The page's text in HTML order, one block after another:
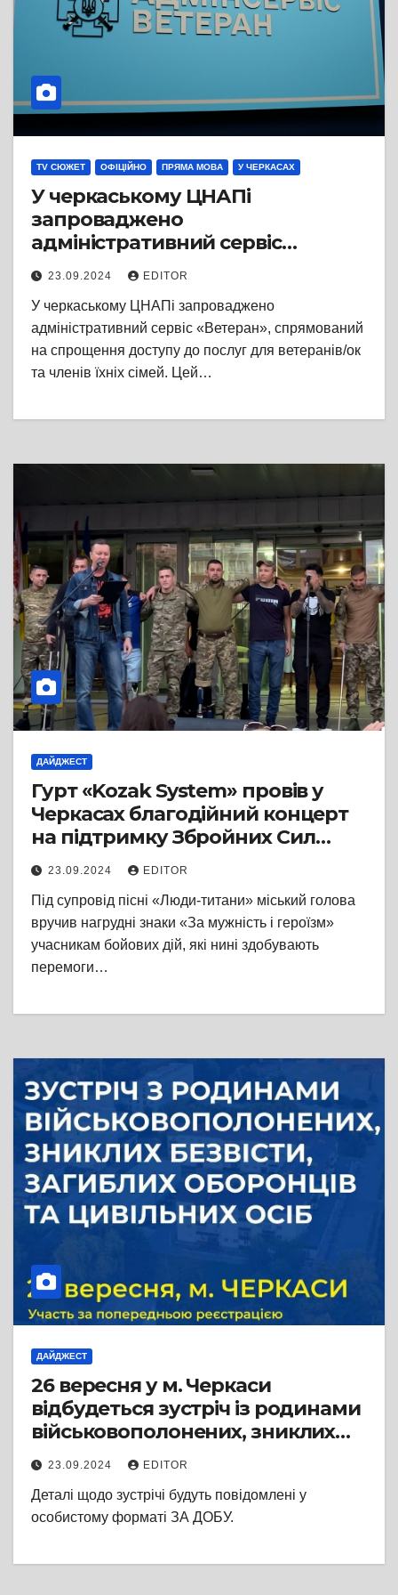
TV СЮЖЕТ ОФІЦІЙНО ПРЯМА МОВА У ЧЕРКАСАХ
У черкаському ЦНАПі
запроваджено
адміністративний сервіс
«Ветеран», що працює за
принципом «єдиного вікна»
23.09.2024 EDITOR
У черкаському ЦНАПі запроваджено
адміністративний сервіс «Ветеран», спрямований
на спрощення доступу до послуг для ветеранів/ок
та членів їхніх сімей. Цей…
ДАЙДЖЕСТ
Гурт «Kozak System» провів у
Черкасах благодійний концерт
на підтримку Збройних Сил
України
23.09.2024 EDITOR
Під супровід пісні «Люди-титани» міський голова
вручив нагрудні знаки «За мужність і героїзм»
учасникам бойових дій, які нині здобувають
перемоги…
ДАЙДЖЕСТ
26 вересня у м. Черкаси
відбудеться зустріч із родинами
військовополонених, зниклих
безвісти, загиблих оборонців та
цивільних осіб. Участь лише за
попередньою реєстрацією
23.09.2024 EDITOR
Деталі щодо зустрічі будуть повідомлені у
особистому форматі ЗА ДОБУ.